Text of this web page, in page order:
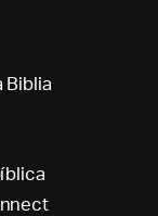
Biblia
íblica
nnect